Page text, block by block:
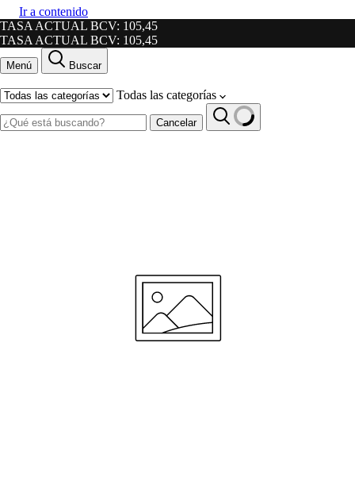
Ir a contenido
TASA ACTUAL BCV: 105,45
TASA ACTUAL BCV: 105,45
Menú Buscar
Todas las categorías
Cancelar